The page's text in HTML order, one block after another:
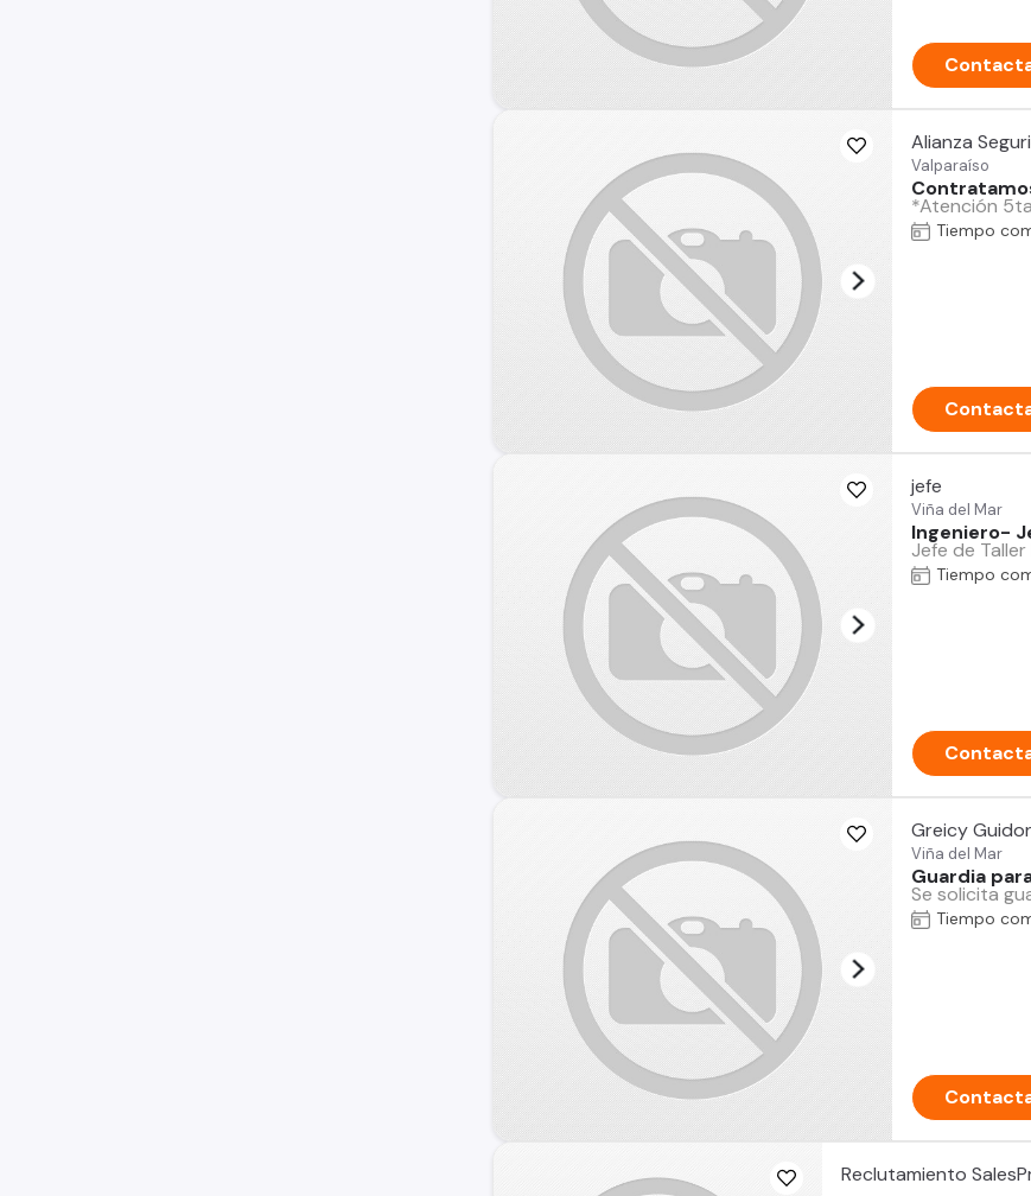
Alianza
Valparaíso
*Atención 5ta
Tiempo
jefe
Viña del Mar
Ingeniero-
Jefe de
Tiempo
Greicy
Viña del Mar
Guardia
Se solicita
Tiempo
Reclutamiento